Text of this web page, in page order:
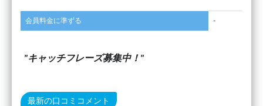
会員料金に準ずる -
キャッチフレーズ募集中！
最新の口コミコメント